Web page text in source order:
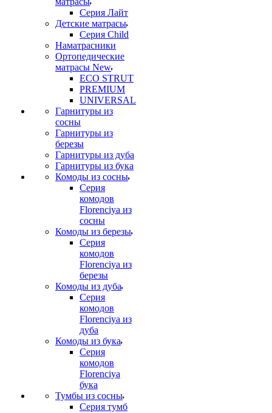
Серия Лайт
Детские матрасы
Серия Child
Наматрасники
Ортопедические
матрасы New
ECO STRUT
PREMIUM
UNIVERSAL
Гарнитуры из
сосны
Гарнитуры из
березы
Гарнитуры из дуба
Гарнитуры из бука
Комоды из сосны
Серия
комодов
Florenciya из
сосны
Комоды из березы
Серия
комодов
Florenciya из
березы
Комоды из дуба
Серия
комодов
Florenciya из
дуба
Комоды из бука
Серия
комодов
Florenciya
бука
Тумбы из сосны
Серия тумб